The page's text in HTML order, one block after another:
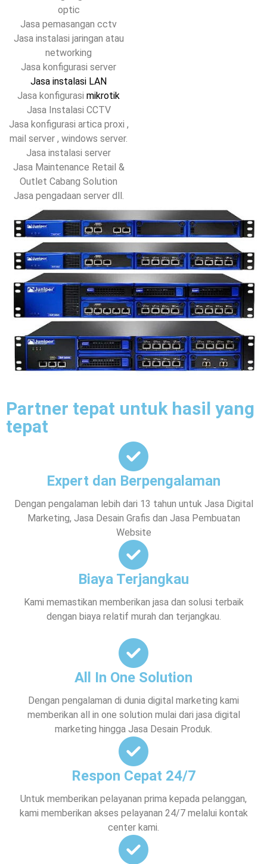
optic
Jasa pemasangan cctv
Jasa instalasi jaringan atau
networking
Jasa konfigurasi server
Jasa instalasi LAN
Jasa konfigurasimikrotik
Jasa Instalasi CCTV
Jasa konfigurasi artica proxi ,
mail server , windows server.
Jasa instalasi server
Jasa Maintenance Retail &
Outlet Cabang Solution
Jasa pengadaan server dll.
Partner tepat untuk hasil yang
tepat
Expert dan Berpengalaman
Dengan pengalaman lebih dari 13 tahun untuk Jasa Digital
Marketing, Jasa Desain Grafis dan Jasa Pembuatan
Website
Biaya Terjangkau
Kami memastikan memberikan jasa dan solusi terbaik
dengan biaya relatif murah dan terjangkau.
All In One Solution
Dengan pengalaman di dunia digital marketing kami
memberikan all in one solution mulai dari jasa digital
marketing hingga Jasa Desain Produk.
Respon Cepat 24/7
Untuk memberikan pelayanan prima kepada pelanggan,
kami memberikan akses pelayanan 24/7 melalui kontak
center kami.